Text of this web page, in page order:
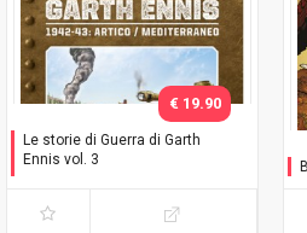
Le storie di Guerra di Garth
Ennis vol. 3
Mediterraneo
€ 19.90